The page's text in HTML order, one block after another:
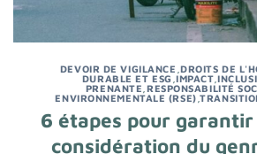
DEVOIR DE VIGILANCE ,DROITS DE
DURABLE ET ESG ,IMPACT,
PRENANTE RESPONSABILITÉ
ENVIRONNEMENTALE (RSE) ,
6 étapes pour
considération du